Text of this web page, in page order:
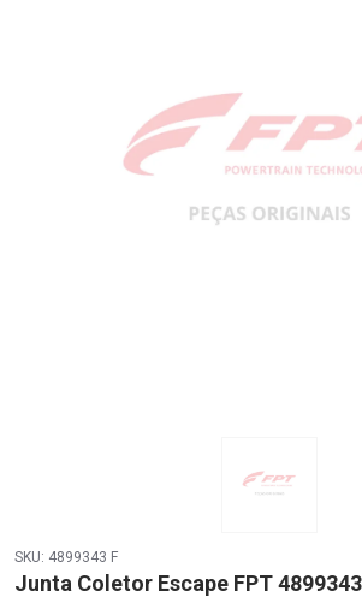
SKU: 4899343 F
Junta Coletor Escape FPT